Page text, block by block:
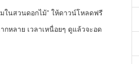
ในสวนดอกไม้” ให้ดาวน์โหลดฟรี
กหลาย เวลาเหนื่อยๆ ดูแล้วจะอด